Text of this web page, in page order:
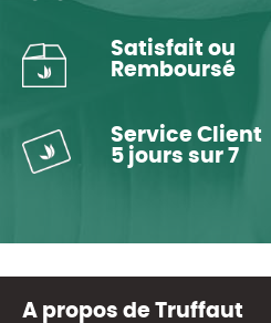
Satisfait ou
Remboursé
Service Client
5 jours sur 7
A propos de Truffaut